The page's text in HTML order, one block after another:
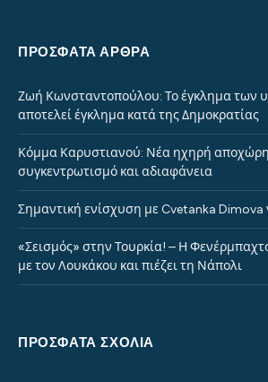
ΠΡΌΣΦΑΤΑ ΆΡΘΡΑ
Ζωή Κωνσταντοπούλου: Το έγκλημα των
αποτελεί έγκλημα κατά της Δημοκρατίας
Κόμμα Καρυστιανού: Νέα ηχηρή
συγκεντρωτισμό και αδιαφάνεια
Σημαντική ενίσχυση με Cvetanka Dimova
«Σεισμός» στην Τουρκία! – Η
με τον Λουκάκου και πιέζει τη Νάπολι
ΠΡΌΣΦΑΤΑ ΣΧΌΛΙΑ